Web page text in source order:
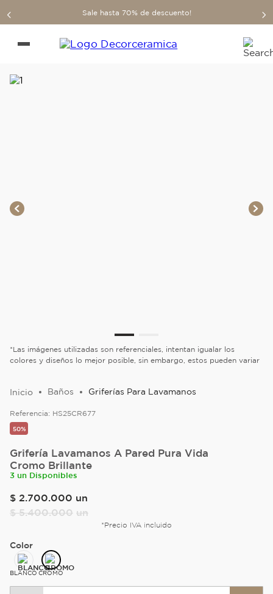
Sale hasta 70% de descuento!
*Las imágenes utilizadas son referenciales, intentan igualar los
colores y diseños lo mejor posible, sin embargo, estos pueden variar
Baños Griferías Para Lavamanos
Referencia: HS25CR677
50%
Grifería Lavamanos A Pared Pura Vida
Cromo Brillante
3 un Disponibles
$ 2.700.000 un
$ 5.400.000 un
*Precio IVA incluido
Color
BLANCOCROMO